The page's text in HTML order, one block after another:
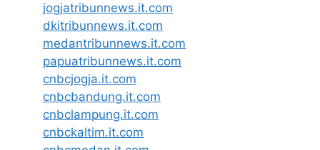
jogjatribunnews.it.com
dkitribunnews.it.com
medantribunnews.it.com
papuatribunnews.it.com
cnbcjogja.it.com
cnbcbandung.it.com
cnbclampung.it.com
cnbckaltim.it.com